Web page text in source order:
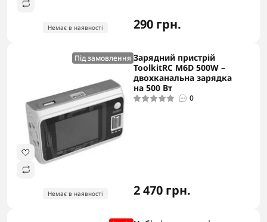
Немає в наявності 290 грн.
Під замовлення
Немає в наявності
Зарядний пристрій
ToolkitRC M6D 500W –
двохканальна зарядка
на 500 Вт
0
2 470 грн.